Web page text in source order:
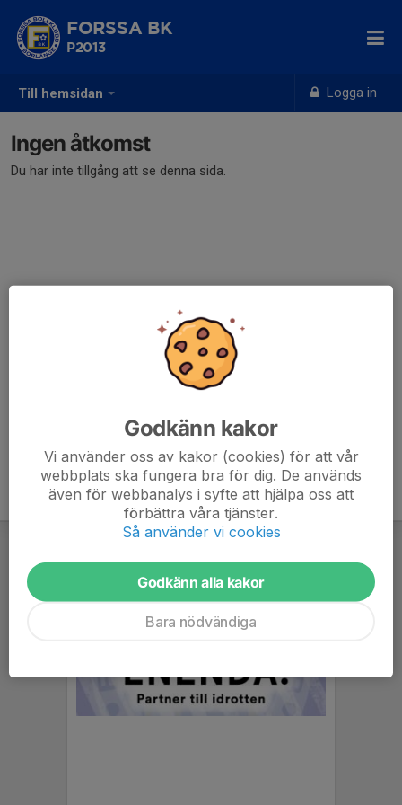
Till hemsidan Logga in
FORSSA BK
P2013
Ingen åtkomst
Du har inte tillgång att se denna sida.
Godkänn kakor
Vi använder oss av kakor (cookies) för att vår
webbplats ska fungera bra för dig. De används
även för webbanalys i syfte att hjälpa oss att
förbättra våra tjänster.
Så använder vi cookies
Godkänn alla kakor
Bara nödvändiga